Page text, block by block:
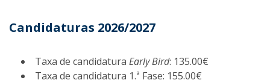
Candidaturas 2026/2027
Taxa de candidatura Early Bird: 135.00€
Taxa de candidatura 1.ª Fase: 155.00€